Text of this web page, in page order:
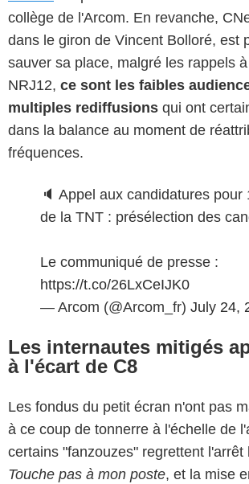
collège de l'Arcom. En revanche,
dans le giron de Vincent Bolloré, est
sauver sa place, malgré les rappels
NRJ12, ce sont les faibles
multiples rediffusions qui ont
dans la balance au moment de
fréquences.
🔈 Appel aux candidatures pour
de la TNT : présélection des
Le communiqué de presse :
https://t.co/26LxCeIJK0
— Arcom (@Arcom_fr) July 24,
Les internautes mitigés
à l'écart de C8
Les fondus du petit écran n'ont pas
à ce coup de tonnerre à l'échelle de
certains "fanzouzes" regrettent l'arrêt
Touche pas à mon poste, et la mise